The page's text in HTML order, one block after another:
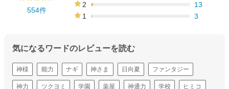
554件
2
13
1
3
気になるワードのレビューを読む
神様 能力 ナギ 神さま 日向夏 ファンタジー
神力 ツクヨミ 学園 薬屋 神通力 学校 ヒミコ